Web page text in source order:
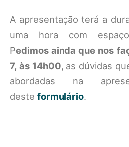
A apresentação terá a
uma hora com
Pedimos ainda que nos
7, às 14h00, as dúvidas
abordadas na
deste formulário.